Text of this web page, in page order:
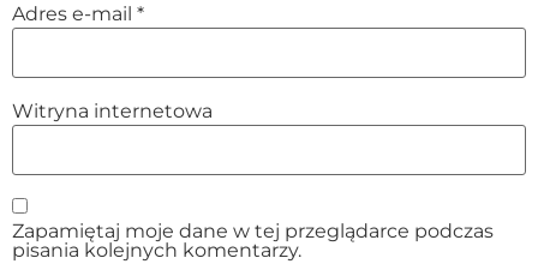
Adres e-mail *
Witryna internetowa
Zapamiętaj moje dane w tej przeglądarce podczas
pisania kolejnych komentarzy.